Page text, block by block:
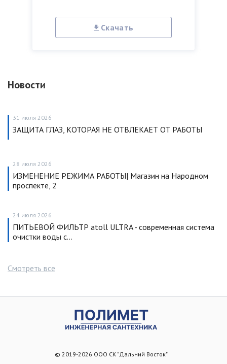
Скачать
Новости
31 июля 2026
ЗАЩИТА ГЛАЗ, КОТОРАЯ НЕ ОТВЛЕКАЕТ ОТ РАБОТЫ
28 июля 2026
ИЗМЕНЕНИЕ РЕЖИМА РАБОТЫ| Магазин на Народном
проспекте, 2
24 июля 2026
ПИТЬЕВОЙ ФИЛЬТР atoll ULTRA - современная система
очистки воды с…
Смотреть все
© 2019-2026 ООО СК "Дальний Восток"